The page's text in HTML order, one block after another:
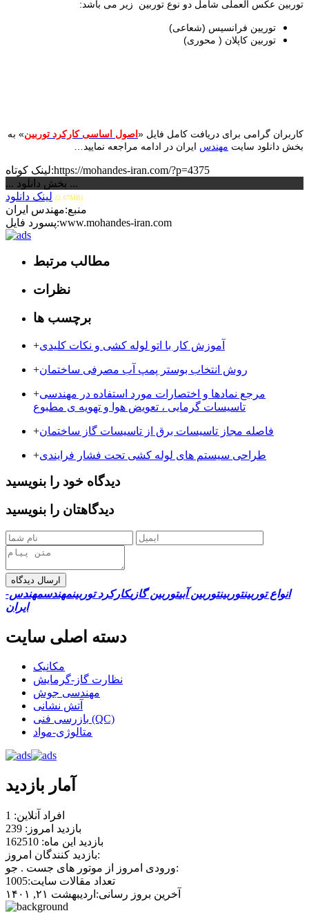
توربین عکس العملی شامل دو نوع توربین زیر می باشد:
توریین فرانسیس (شعاعی)
توربین کاپلان ( محوری)
کاربران گرامی برای دریافت کامل فایل « اصول اساسی کارکرد توربین» به
بخش دانلود سایت مهندس ایران در ادامه مراجعه نمایید…
لینک کوتاه:https://mohandes-iran.com/?p=4375
... بخش دانلود ...
لینک دانلود
(2.67MB)
منبع:مهندس ایران
پسورد فایل:www.mohandes-iran.com
مطالب مرتبط
نظرات
برچسب ها
+آموزش کار با اتو لوله کشی و نکات کلیدی
+روش انتخاب بوستر پمپ آب مصرفی ساختمان
+مرجع نمادها و اختصارات مورد استفاده در مهندسی
تاسیسات گرمایی ، تعویض هوا و تهویه ی مطبوع
+فاصله مجاز تاسیسات برق از تاسیسات گاز ساختمان
+طراحی سیستم های لوله کشی تحت فشار فرایندی
دیدگاه خود را بنویسید
دیدگاهتان را بنویسید
ارسال دیدگاه
انواع توربینتوربینتوربین آبیتوربین گازیکارکرد توربینمهندسمهندس-
ایران
دسته اصلی سایت
مکانیک
نظارت گاز-گرمایش
مهندسی جوش
آتش نشانی
بازرسی فنی (QC)
متالوژی-مواد
آمار بازدید
افراد آنلاین: 1
بازدید امروز: 239
بازدید این ماه: 162510
بازدید کنندگان امروز:
ورودی امروز از موتور های جست . جو:
تعداد مقالات سایت:1005
آخرین بروز رسانی:اردیبهشت ۲۱, ۱۴۰۱